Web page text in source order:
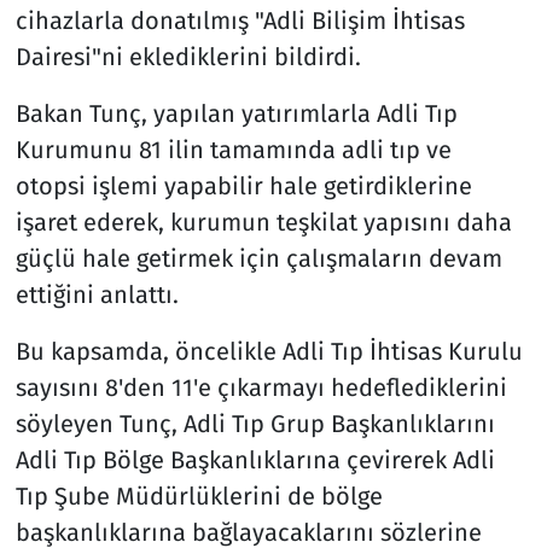
cihazlarla donatılmış "Adli Bilişim İhtisas
Dairesi"ni eklediklerini bildirdi.
Bakan Tunç, yapılan yatırımlarla Adli Tıp
Kurumunu 81 ilin tamamında adli tıp ve
otopsi işlemi yapabilir hale getirdiklerine
işaret ederek, kurumun teşkilat yapısını daha
güçlü hale getirmek için çalışmaların devam
ettiğini anlattı.
Bu kapsamda, öncelikle Adli Tıp İhtisas Kurulu
sayısını 8'den 11'e çıkarmayı hedeflediklerini
söyleyen Tunç, Adli Tıp Grup Başkanlıklarını
Adli Tıp Bölge Başkanlıklarına çevirerek Adli
Tıp Şube Müdürlüklerini de bölge
başkanlıklarına bağlayacaklarını sözlerine